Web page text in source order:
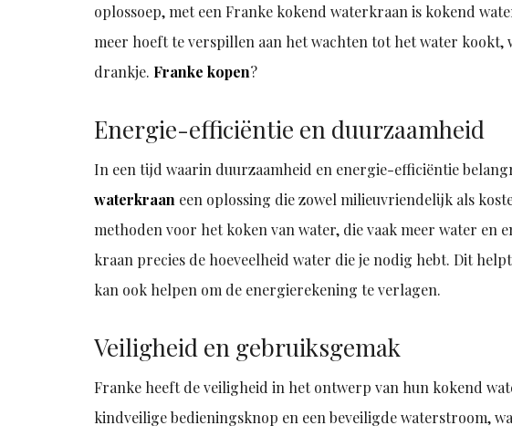
oplossoep, met een Franke kokend waterkraan is kokend
meer hoeft te verspillen aan het wachten tot het water
drankje. Franke kopen?
Energie-efficiëntie en duurzaamheid
In een tijd waarin duurzaamheid en energie-efficiëntie
waterkraan een oplossing die zowel milieuvriendelijk als
methoden voor het koken van water, die vaak meer water en
kraan precies de hoeveelheid water die je nodig hebt. Dit
kan ook helpen om de energierekening te verlagen.
Veiligheid en gebruiksgemak
Franke heeft de veiligheid in het ontwerp van hun kokend
kindveilige bedieningsknop en een beveiligde waterstroom,